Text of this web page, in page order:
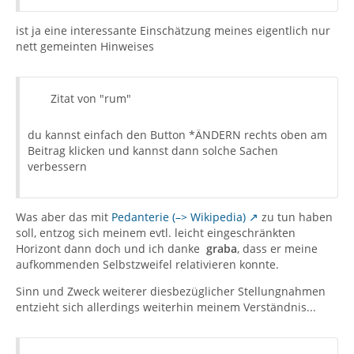
ist ja eine interessante Einschätzung meines eigentlich nur
nett gemeinten Hinweises
Zitat von "rum"
du kannst einfach den Button *ÄNDERN rechts oben am
Beitrag klicken und kannst dann solche Sachen
verbessern
Was aber das mit Pedanterie (–> Wikipedia)
zu tun haben
soll, entzog sich meinem evtl. leicht eingeschränkten
Horizont dann doch und ich danke graba, dass er meine
aufkommenden Selbstzweifel relativieren konnte.
Sinn und Zweck weiterer diesbezüglicher Stellungnahmen
entzieht sich allerdings weiterhin meinem Verständnis...